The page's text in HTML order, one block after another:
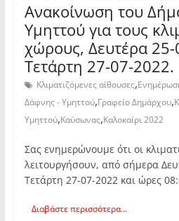
Ανακοίνωση του
Υμηττού για τους
χώρους, Δευτέρα
Τετάρτη 27-07-2022.
Κλιματιζόμενες αίθουσες,
Δάφνης - Υμηττού,Γραφείο Δημάρχου,
Υμηττού,Καύσωνας,Καλοκαίρι 2022
Σας ενημερώνουμε ότι οι
λειτουργήσουν, από σήμερα
Τετάρτη 27-07-2022 και ώρες
Διαβάστε περισσότερα...